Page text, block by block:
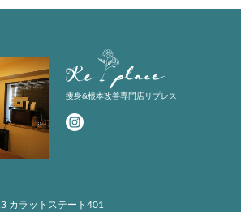
痩身&根本改善専門店リプレス
カラットステート401